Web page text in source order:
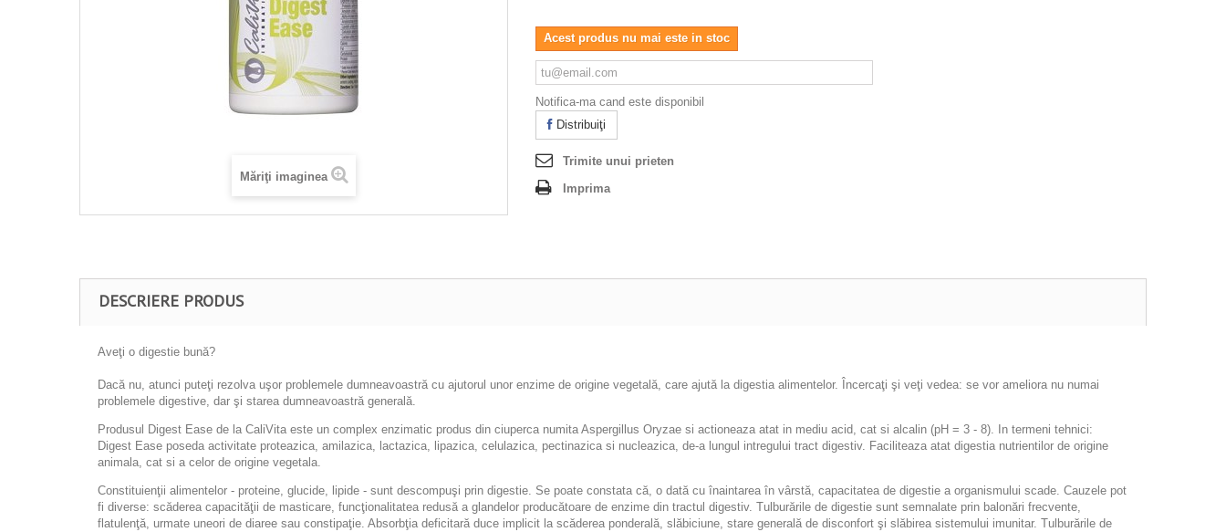
Măriţi imaginea
Acest produs nu mai este in stoc
Notifica-ma cand este disponibil
Distribuiţi
Trimite unui prieten
Imprima
DESCRIERE PRODUS
Aveţi o digestie bună?
Dacă nu, atunci puteţi rezolva uşor problemele dumneavoastră cu ajutorul unor enzime de origine vegetală, care ajută la digestia alimentelor. Încercaţi şi veţi vedea: se vor ameliora nu numai
problemele digestive, dar şi starea dumneavoastră generală.
Produsul Digest Ease de la CaliVita este un complex enzimatic produs din ciuperca numita Aspergillus Oryzae si actioneaza atat in mediu acid, cat si alcalin (pH = 3 - 8). In termeni tehnici:
Digest Ease poseda activitate proteazica, amilazica, lactazica, lipazica, celulazica, pectinazica si nucleazica, de-a lungul intregului tract digestiv. Faciliteaza atat digestia nutrientilor de origine
animala, cat si a celor de origine vegetala.
Constituienţii alimentelor - proteine, glucide, lipide - sunt descompuşi prin digestie. Se poate constata că, o dată cu înaintarea în vârstă, capacitatea de digestie a organismului scade. Cauzele pot
fi diverse: scăderea capacităţii de masticare, funcţionalitatea redusă a glandelor producătoare de enzime din tractul digestiv. Tulburările de digestie sunt semnalate prin balonări frecvente,
flatulenţă, urmate uneori de diaree sau constipaţie. Absorbţia deficitară duce implicit la scăderea ponderală, slăbiciune, stare generală de disconfort şi slăbirea sistemului imunitar. Tulburările de